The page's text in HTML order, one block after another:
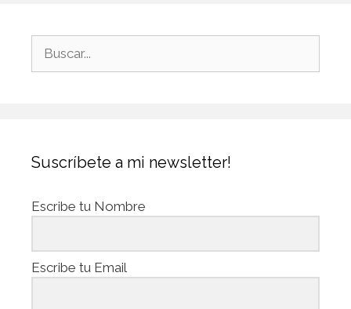
Suscríbete a mi newsletter!
Escribe tu Nombre
Escribe tu Email